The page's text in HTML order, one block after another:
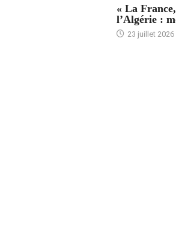
« La
l’Algérie :
23 juillet 2026